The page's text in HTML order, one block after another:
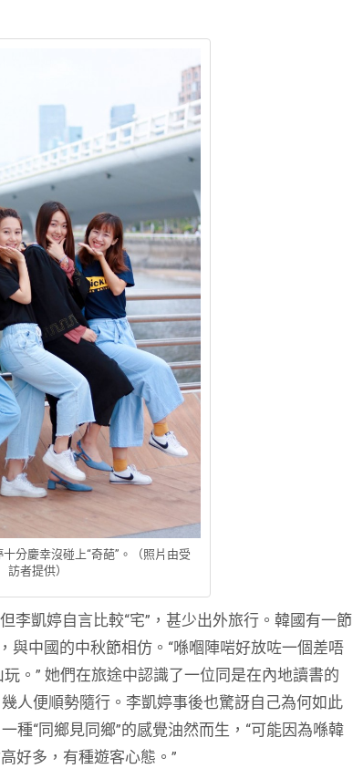
分慶幸沒碰上“奇葩”。（照片由受
訪者提供）
凱婷自言比較“宅”，甚少出外旅行。韓國有一節
與中國的中秋節相仿。“喺嗰陣啱好放咗一個差唔
。” 她們在旅途中認識了一位同是在內地讀書的
人便順勢隨行。李凱婷事後也驚訝自己為何如此
種“同鄉見同鄉”的感覺油然而生，“可能因為喺韓
好多，有種遊客心態。”